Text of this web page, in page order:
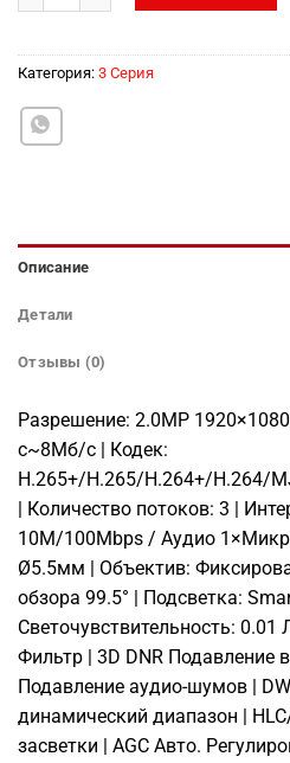
Категория: 3 Серия
Описание
Детали
Отзывы (0)
Разрешение: 2.0МР
с~8Мб/с | Кодек:
H.265+/H.265/H.264+/H.264/
| Количество потоков: 3 |
10M/100Mbps / Аудио
Ø5.5мм | Объектив:
обзора 99.5° | Подсветка:
Светочувствительность:
Фильтр | 3D DNR Подавление
Подавление аудио-шумов |
динамический диапазон |
засветки | AGC Авто.